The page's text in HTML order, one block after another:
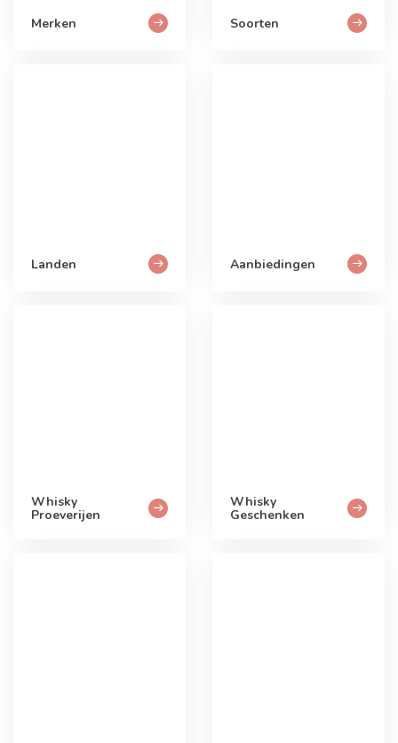
Merken Soorten
Landen Aanbiedingen
Whisky
Proeverijen
Whisky
Geschenken